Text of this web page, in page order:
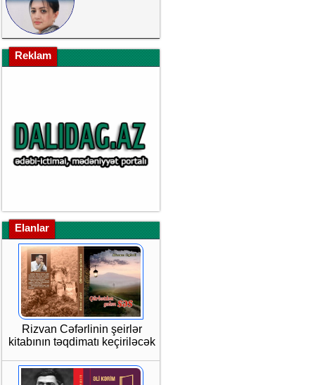
Reklam
Elanlar
Rizvan Cəfərlinin şeirlər
kitabının təqdimatı keçiriləcək